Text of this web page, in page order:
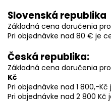
Slovenská republika
Základná cena doručenia
Pri objednávke nad 80 € je
Česká republika:
Základná cena doručenia
Kč
Pri objednávke nad 1 800,-
Pri objednávke nad 2 800 Kč